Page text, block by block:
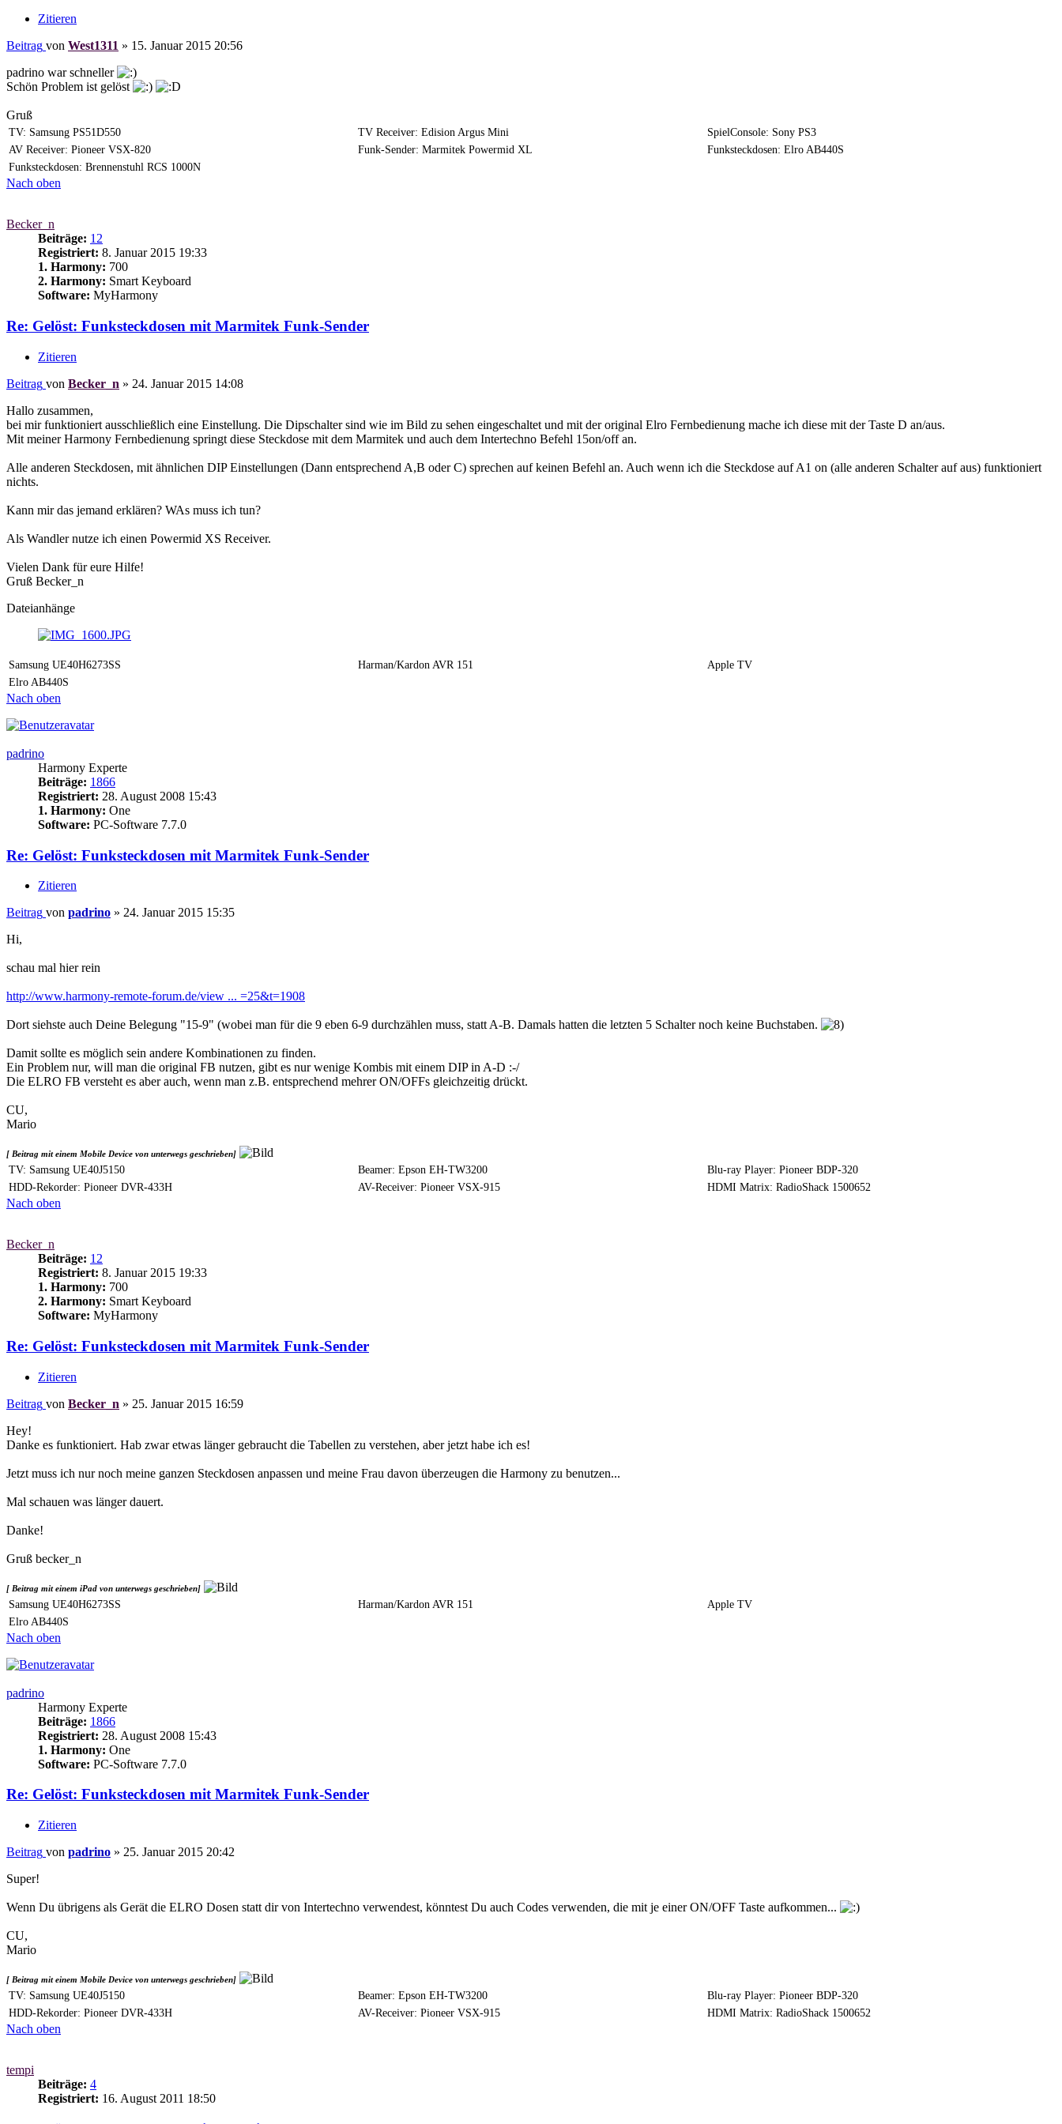
Zitieren
Beitrag von West1311 » 15. Januar 2015 20:56
padrino war schneller
Schön Problem ist gelöst
Gruß
TV: Samsung PS51D550 TV Receiver: Edision Argus Mini
SpielConsole: Sony PS3
AV Receiver: Pioneer VSX-820
Funk-Sender: Marmitek Powermid XL
Funksteckdosen: Elro AB440S
Funksteckdosen: Brennenstuhl RCS 1000N
Nach oben
Becker_n
Beiträge: 12
Registriert: 8. Januar 2015 19:33
1. Harmony: 700
2. Harmony: Smart Keyboard
Software: MyHarmony
Re: Gelöst: Funksteckdosen mit Marmitek Funk-Sender
Zitieren
Beitrag von Becker_n » 24. Januar 2015 14:08
Hallo zusammen,
bei mir funktioniert ausschließlich eine Einstellung. Die Dipschalter sind wie im Bild zu sehen eingeschaltet und mit der original Elro Fernbedienung mache ich diese mit der Taste D an/aus.
Mit meiner Harmony Fernbedienung springt diese Steckdose mit dem Marmitek und auch dem Intertechno Befehl 15on/off an.
Alle anderen Steckdosen, mit ähnlichen DIP Einstellungen (Dann entsprechend A,B oder C) sprechen auf keinen Befehl an. Auch wenn ich die Steckdose auf A1 on (alle anderen Schalter auf aus) funktioniert
nichts.
Kann mir das jemand erklären? WAs muss ich tun?
Als Wandler nutze ich einen Powermid XS Receiver.
Vielen Dank für eure Hilfe!
Gruß Becker_n
Dateianhänge
Samsung UE40H6273SS Harman/Kardon AVR 151
Apple TV
Elro AB440S
Nach oben
padrino
Harmony Experte
Beiträge: 1866
Registriert: 28. August 2008 15:43
1. Harmony: One
Software: PC-Software 7.7.0
Re: Gelöst: Funksteckdosen mit Marmitek Funk-Sender
Zitieren
Beitrag von padrino » 24. Januar 2015 15:35
Hi,
schau mal hier rein
http://www.harmony-remote-forum.de/view ... =25&t=1908
Dort siehste auch Deine Belegung "15-9" (wobei man für die 9 eben 6-9 durchzählen muss, statt A-B. Damals hatten die letzten 5 Schalter noch keine Buchstaben.
Damit sollte es möglich sein andere Kombinationen zu finden.
Ein Problem nur, will man die original FB nutzen, gibt es nur wenige Kombis mit einem DIP in A-D :-/
Die ELRO FB versteht es aber auch, wenn man z.B. entsprechend mehrer ON/OFFs gleichzeitig drückt.
CU,
Mario
[ Beitrag mit einem Mobile Device von unterwegs geschrieben]
TV: Samsung UE40J5150 Beamer: Epson EH-TW3200
Blu-ray Player: Pioneer BDP-320
HDD-Rekorder: Pioneer DVR-433H
AV-Receiver: Pioneer VSX-915 HDMI Matrix: RadioShack 1500652
Nach oben
Becker_n
Beiträge: 12
Registriert: 8. Januar 2015 19:33
1. Harmony: 700
2. Harmony: Smart Keyboard
Software: MyHarmony
Re: Gelöst: Funksteckdosen mit Marmitek Funk-Sender
Zitieren
Beitrag von Becker_n » 25. Januar 2015 16:59
Hey!
Danke es funktioniert. Hab zwar etwas länger gebraucht die Tabellen zu verstehen, aber jetzt habe ich es!
Jetzt muss ich nur noch meine ganzen Steckdosen anpassen und meine Frau davon überzeugen die Harmony zu benutzen...
Mal schauen was länger dauert.
Danke!
Gruß becker_n
[ Beitrag mit einem iPad von unterwegs geschrieben]
Samsung UE40H6273SS Harman/Kardon AVR 151
Apple TV
Elro AB440S
Nach oben
padrino
Harmony Experte
Beiträge: 1866
Registriert: 28. August 2008 15:43
1. Harmony: One
Software: PC-Software 7.7.0
Re: Gelöst: Funksteckdosen mit Marmitek Funk-Sender
Zitieren
Beitrag von padrino » 25. Januar 2015 20:42
Super!
Wenn Du übrigens als Gerät die ELRO Dosen statt dir von Intertechno verwendest, könntest Du auch Codes verwenden, die mit je einer ON/OFF Taste aufkommen...
CU,
Mario
[ Beitrag mit einem Mobile Device von unterwegs geschrieben]
TV: Samsung UE40J5150 Beamer: Epson EH-TW3200
Blu-ray Player: Pioneer BDP-320
HDD-Rekorder: Pioneer DVR-433H
AV-Receiver: Pioneer VSX-915 HDMI Matrix: RadioShack 1500652
Nach oben
tempi
Beiträge: 4
Registriert: 16. August 2011 18:50